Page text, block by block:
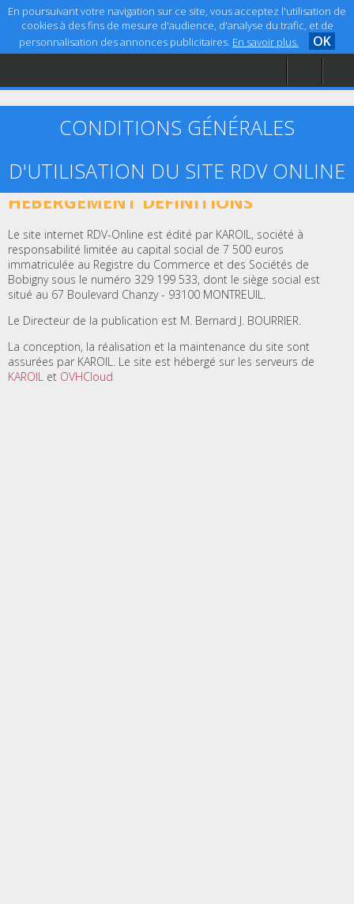
En poursuivant votre navigation sur ce site, vous acceptez l'utilisation de
cookies à des fins de mesure d'audience, d'analyse du trafic, et de
personnalisation des annonces publicitaires. En savoir plus. OK
Accueil
Aide
CONDITIONS GÉNÉRALES
D'UTILISATION DU SITE RDV ONLINE
ARTICLE 1 – ÉDITEUR, CRÉATION ET
HÉBERGEMENT DÉFINITIONS
Le site internet RDV-Online est édité par KAROIL, société à
responsabilité limitée au capital social de 7 500 euros
immatriculée au Registre du Commerce et des Sociétés de
Bobigny sous le numéro 329 199 533, dont le siège social est
situé au 67 Boulevard Chanzy - 93100 MONTREUIL.
Le Directeur de la publication est M. Bernard J. BOURRIER.
La conception, la réalisation et la maintenance du site sont
assurées par KAROIL. Le site est hébergé sur les serveurs de
KAROIL et OVHCloud